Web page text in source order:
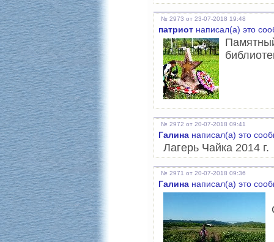
№ 2973 от 23-07-2018 19:48
патриот написал(а) это
№ 2972 от 20-07-2018 09:41
Галина написал(а) это
Лагерь Чайка 2014 г.
№ 2971 от 20-07-2018 09:36
Галина написал(а) это